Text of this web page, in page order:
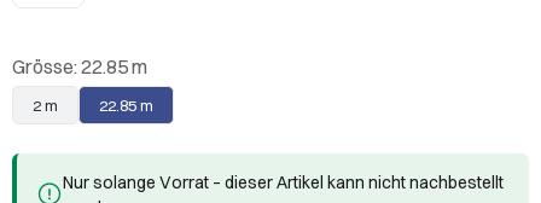
Grösse: 22.85 m
2 m 22.85 m
Nur solange Vorrat – dieser Artikel kann nicht nachbestellt